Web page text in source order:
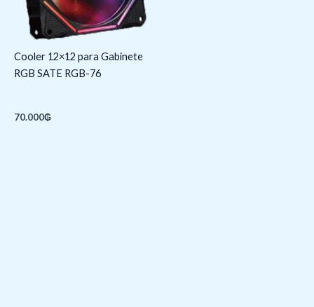
Cooler 12×12 para Gabinete
RGB SATE RGB-76
70.000₲